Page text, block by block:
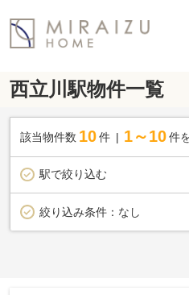
西立川駅物件一覧
該当物件数 10件 1～10 件
駅で絞り込む
絞り込み条件： なし